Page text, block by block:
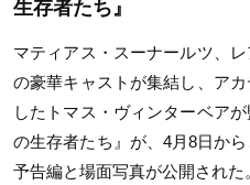
生存者たち』
マティアス・スーナールツ、
の豪華キャストが集結し、ア
したトマス・ヴィンターベア
の生存者たち』が、4月8日か
予告編と場面写真が公開された